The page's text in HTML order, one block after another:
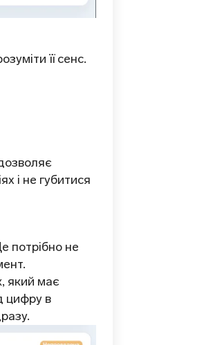
її сенс.
і не губитися
потрібно не
який має
цифру в